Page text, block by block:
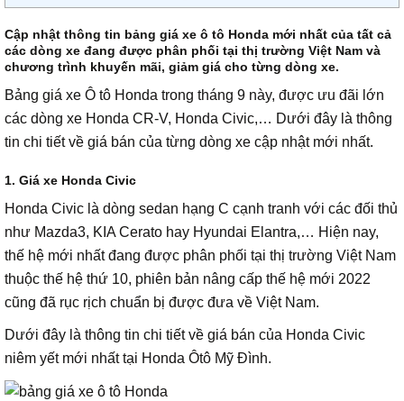
Cập nhật thông tin bảng giá xe ô tô Honda mới nhất của tất cả
các dòng xe đang được phân phối tại thị trường Việt Nam và
chương trình khuyến mãi, giảm giá cho từng dòng xe.
Bảng giá xe Ô tô Honda trong tháng 9 này, được ưu đãi lớn
các dòng xe Honda CR-V, Honda Civic,… Dưới đây là thông
tin chi tiết về giá bán của từng dòng xe cập nhật mới nhất.
1. Giá xe Honda Civic
Honda Civic là dòng sedan hạng C cạnh tranh với các đối thủ
như Mazda3, KIA Cerato hay Hyundai Elantra,… Hiện nay,
thế hệ mới nhất đang được phân phối tại thị trường Việt Nam
thuộc thế hệ thứ 10, phiên bản nâng cấp thế hệ mới 2022
cũng đã rục rịch chuẩn bị được đưa về Việt Nam.
Dưới đây là thông tin chi tiết về giá bán của Honda Civic
niêm yết mới nhất tại Honda Ôtô Mỹ Đình.